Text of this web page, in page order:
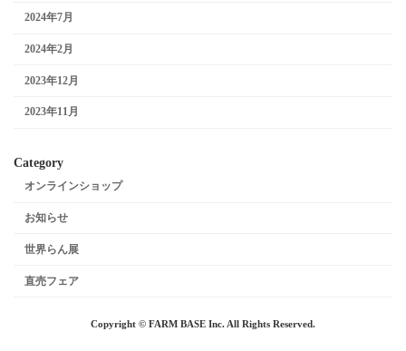
2024年7月
2024年2月
2023年12月
2023年11月
Category
オンラインショップ
お知らせ
世界らん展
直売フェア
Copyright © FARM BASE Inc. All Rights Reserved.